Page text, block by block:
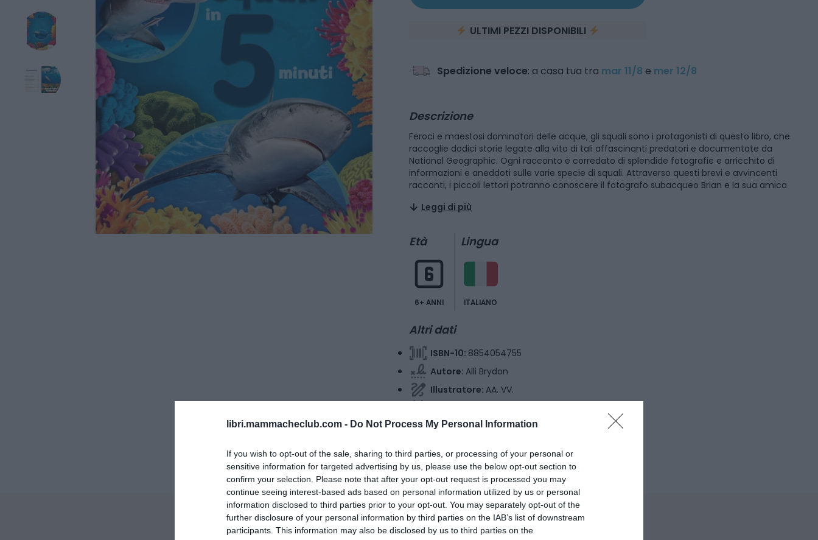
libri.mammacheclub.com - Do Not Process My Personal Information
If you wish to opt-out of the sale, sharing to third parties, or processing of your personal or
sensitive information for targeted advertising by us, please use the below opt-out section to
confirm your selection. Please note that after your opt-out request is processed you may
continue seeing interest-based ads based on personal information utilized by us or personal
information disclosed to third parties prior to your opt-out. You may separately opt-out of the
further disclosure of your personal information by third parties on the IAB’s list of downstream
participants. This information may also be disclosed by us to third parties on the
ULTIMI PEZZI DISPONIBILI
Spedizione veloce: a casa tua tra mar 11/8 e mer 12/8
Descrizione
Feroci e maestosi dominatori delle acque, gli squali sono i protagonisti di questo libro, che
raccoglie dodici storie legate alla vita di tali affascinanti predatori e documentate da
National Geographic. Ogni racconto è corredato di splendide fotografie e arricchito di
informazioni e aneddoti sulle varie specie di squali. Attraverso questi brevi e avvincenti
racconti, i piccoli lettori potranno conoscere il fotografo subacqueo Brian e la sua amica
studia gli squali, e tante altre figure straordinarie.
Leggi di più
Età
6+ ANNI
Lingua
ITALIANO
Altri dati
ISBN-10: 8854054755
Autore: Alli Brydon
Illustratore: AA. VV.
Totale pagine:208
Collana: National Geographic Kids